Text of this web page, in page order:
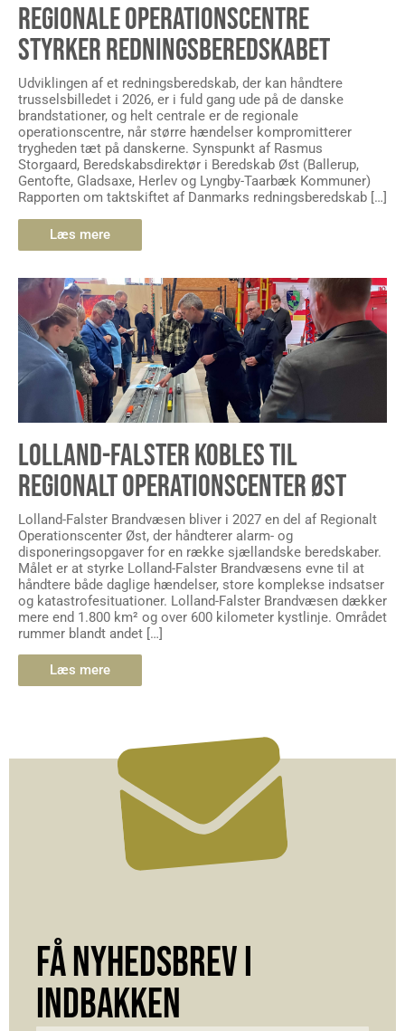
REGIONALE OPERATIONSCENTRE
STYRKER REDNINGSBEREDSKABET
Udviklingen af et redningsberedskab, der kan håndtere
trusselsbilledet i 2026, er i fuld gang ude på de danske
brandstationer, og helt centrale er de regionale
operationscentre, når større hændelser kompromitterer
trygheden tæt på danskerne. Synspunkt af Rasmus
Storgaard, Beredskabsdirektør i Beredskab Øst (Ballerup,
Gentofte, Gladsaxe, Herlev og Lyngby-Taarbæk Kommuner)
Rapporten om taktskiftet af Danmarks redningsberedskab […]
Læs mere
LOLLAND-FALSTER KOBLES TIL
REGIONALT OPERATIONSCENTER ØST
Lolland-Falster Brandvæsen bliver i 2027 en del af Regionalt
Operationscenter Øst, der håndterer alarm- og
disponeringsopgaver for en række sjællandske beredskaber.
Målet er at styrke Lolland-Falster Brandvæsens evne til at
håndtere både daglige hændelser, store komplekse indsatser
og katastrofesituationer. Lolland-Falster Brandvæsen dækker
mere end 1.800 km² og over 600 kilometer kystlinje. Området
rummer blandt andet […]
Læs mere
FÅ NYHEDSBREV I
INDBAKKEN